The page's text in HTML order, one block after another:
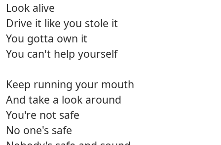
Look alive
Drive it like you stole it
You gotta own it
You can't help yourself
Keep running your mouth
And take a look around
You're not safe
No one's safe